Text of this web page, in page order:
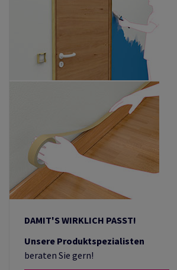
DAMIT'S WIRKLICH PASST!
Unsere Produktspezialisten
beraten Sie gern!